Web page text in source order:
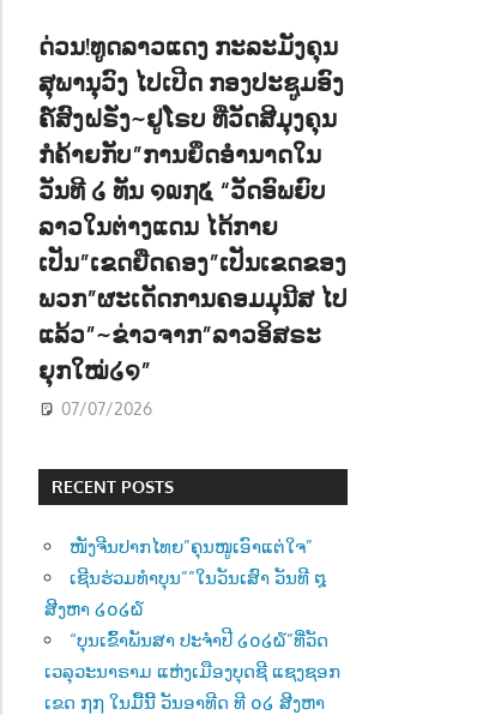
ດ່ວນ!ທູດລາວແດງ ກະລະມັງຄຸນ
ສຸພານຸວົງ ໄປເປີດ ກອງປະຊູມອົງ
ຄ໌ສົງຝຣັ່ງ~ຢູໂຣບ ທີ່ວັດສີມຸງຄຸນ
ກໍຄ້າຍກັບ”ການຍຶດອຳນາດໃນ
ວັນທີ ໒ ທັນ ໑໙໗໕ “ວັດອົພຍົບ
ລາວໃນຕ່າງແດນ ໄດ້ກາຍ
ເປັນ”ເຂດຍືດຄອງ”ເປັນເຂດຂອງ
ພວກ”ຜະເດັດການຄອມມຸນີສ ໄປ
ແລ້ວ”~ຂ່າວຈາກ”ລາວອິສຣະ
ຍຸກໃໝ່໒໑”
07/07/2026
RECENT POSTS
ໜັງຈີນປາກໄທຍ”ຄຸນໜູເອົາແຕ່ໃຈ”
ເຊີນຮ່ວມທຳບຸນ””ໃນວັນເສົາ ວັນທີ ໘
ສີງຫາ ໒໐໒໖
“ບຸນເຂົ້າພັນສາ ປະຈຳປີ ໒໐໒໖”ທີ່ວັດ
ເວລຸວະນາຣາມ ແຫ່ງເມືອງບຸດຊີ ແຊງຊອກ
ເຂດ ໗໗ ໃນມື້ນີ້ ວັນອາທີດ ທີ ໐໒ ສີງຫາ